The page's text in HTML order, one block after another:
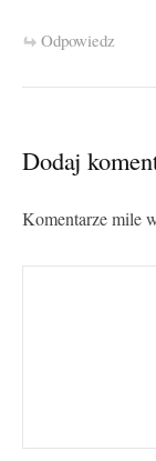
Odpowiedz
Dodaj
Komentarze mile